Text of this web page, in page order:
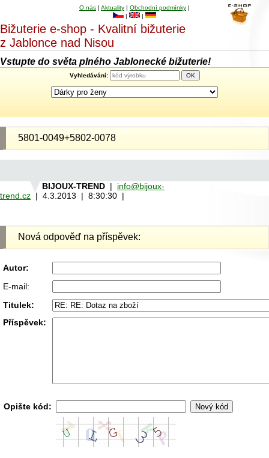
O nás | Aktuality | Obchodní podmínky |
|
|
Bižuterie e-shop - Kvalitní bižuterie
z Jablonce nad Nisou
Vstupte do světa plného Jablonecké bižuterie!
Vyhledávání:
5801-0049+5802-0078
BIJOUX-TREND | info@bijoux-
trend.cz | 4.3.2013 | 8:30:30 |
Nová odpověď na příspěvek:
Autor:
E-mail:
Titulek:
Příspěvek:
Opište kód: